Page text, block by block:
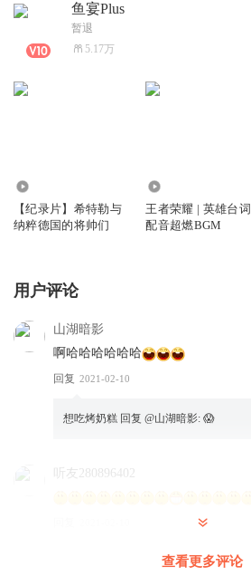
鱼宴Plus
暂退
5.17万
【纪录片】希特勒与
纳粹德国的将帅们
王者荣耀 | 英雄台词
配音超燃BGM
用户评论
山湖暗影
啊哈哈哈哈哈哈
回复 2021-02-10
想吃烤奶糕 回复 @山湖暗影: 😱
听友280896402
查看更多评论